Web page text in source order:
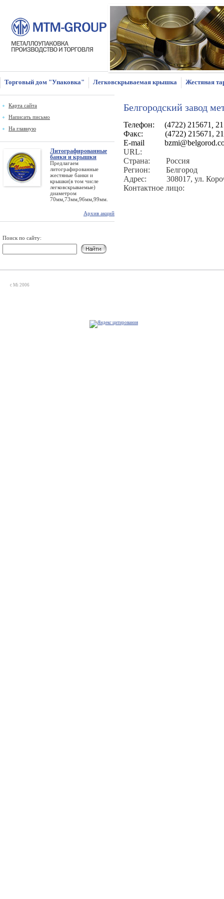
Торговый дом "Упаковка" Легковскрываемая крышка Жестяная
Карта сайта
Написать письмо
На главную
Литографированные
банки и крышки
Предлагаем
литографированные
жестяные банки и
крышки(в том числе
легковскрываемые)
диаметром
70мм,73мм,96мм,99мм.
Архив акций
Поиск по сайту:
Белгородский завод
Телефон: (4722) 215671
Факс:
(4722) 215671,
E-mail
URL:
Страна:
Россия
Регион:
Белгород
Адрес:
308017, ул.
Контактное лицо:
c Mi 2006